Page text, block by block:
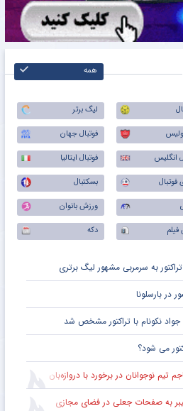
همه
لیگ برتر
فوتبال جهان
انگلیس
فوتبال ایتالیا
فوتبال
بسکتبال
ورزش بانوان
فیلم دکه
به سرمربی مشهور لیگ برتری
در بارسلونا
جواد نکونام با تراکتور مشخص شد
می شود؟
نوجوانان در برخورد با دروازه‌بان
به صفحات جعلی در فضای مجازی